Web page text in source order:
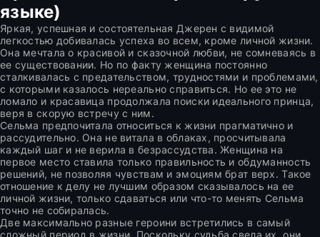
языке)
Яркая, успешная и состоятельная Джерен с видимой
легкостью добивалась успеха во всем, кроме личной жизни.
Она мечтала о красивой и сказочной любви, не сомневаясь в
ее существовании. Но по факту женщина постоянно
сталкивалась с предательством, трудностями и проблемами,
с которыми казалось нереально справиться. Но ее это не
ломало и красавица продолжала поиски идеального принца,
веря в скорую встречу с ним.
Сельма предпочитала относиться к жизни прагматично и
рассудительно. Она не витала в облаках, просчитывала
каждый шаг и не верила в безрассудства. Женщина на
первое место ставила только правильность и обдуманность
решений, не позволяя чувствам и эмоциям брат верх. Такое
отношение к делу не лучшим образом сказывалось на ее
личной жизни, только сдаваться или что-то менять Сельма
точно не собиралась.
Две максимально разные героини встретились в самый
сложный период в жизни. Поскольку судьба свела их, они